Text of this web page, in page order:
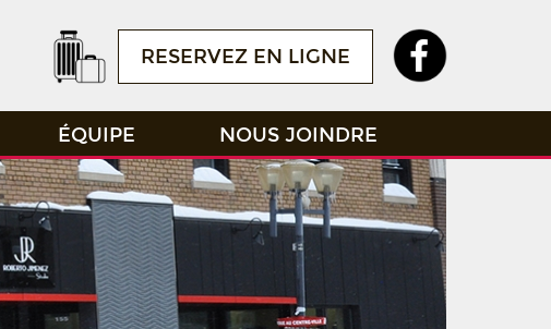
RESERVEZ EN LIGNE
ÉQUIPE NOUS JOINDRE